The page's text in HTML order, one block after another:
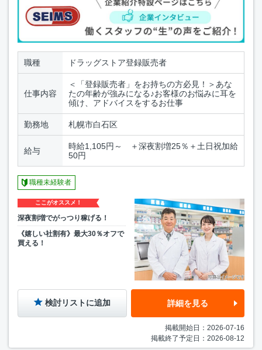
職種 ドラッグストア登録販売者
仕事内容
＜「登録販売者」をお持ちの方必見！＞あな
たの年齢が強みになる♪お客様のお悩みに耳を
傾け、アドバイスをするお仕事
勤務地 札幌市白石区
給与
時給1,105円～ ＋深夜割増25％＋土日祝加給
50円
職種未経験者
ここがオススメ！
深夜割増でがっつり稼げる！
《嬉しい社割有》最大30％オフで
買える！
検討リストに追加 詳細を見る
掲載開始日：2026-07-16
掲載終了予定日：2026-08-12